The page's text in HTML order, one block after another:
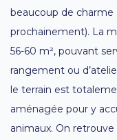
beaucoup de charme
prochainement). La
56-60 m², pouvant
rangement ou
le terrain est
aménagée pour y
animaux. On retrouve